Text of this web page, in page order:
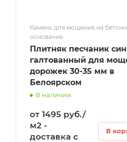
Камень для мощения на
основание
Плитняк песчаник
галтованный для
дорожек 30-35 мм в
Белоярском
В наличии
от 1495 руб./
м2 -
доставка с
В